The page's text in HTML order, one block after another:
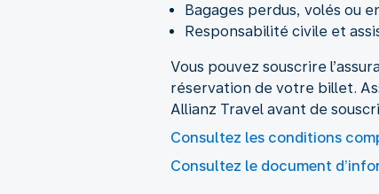
Bagages perdus, volés ou
Responsabilité civile et
Vous pouvez souscrire
réservation de votre billet.
Allianz Travel avant de
Consultez les conditions
Consultez le document